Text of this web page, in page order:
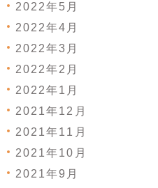
2022年5月
2022年4月
2022年3月
2022年2月
2022年1月
2021年12月
2021年11月
2021年10月
2021年9月